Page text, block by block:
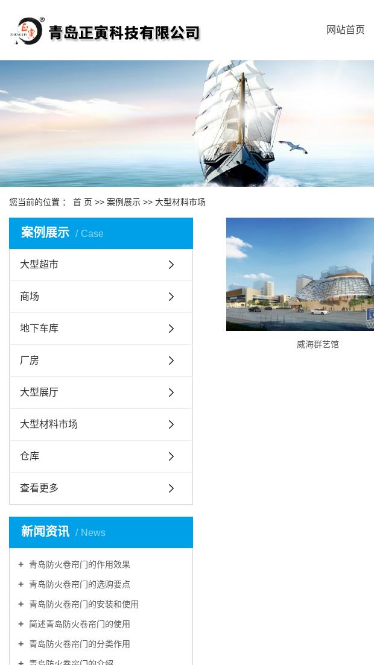
网站首页
您当前的位置 ： 首 页 >> 案例展示 >> 大型材料市场
案例展示 Case
大型超市
商场
地下车库
厂房
大型展厅
大型材料市场
仓库
查看更多
新闻资讯 News
青岛防火卷帘门的作用效果
青岛防火卷帘门的选购要点
青岛防火卷帘门的安装和使用
简述青岛防火卷帘门的使用
青岛防火卷帘门的分类作用
威海群艺馆